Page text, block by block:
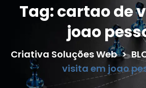
Tag:cartao de
joao
Criativa Soluções Web >
visita em joao